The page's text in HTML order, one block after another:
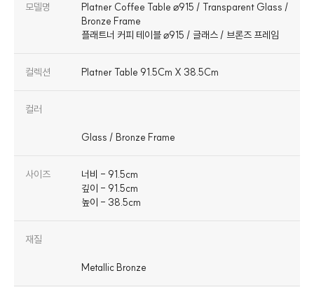
모델명
Platner Coffee Table ⌀915 / Transparent Glass /
Bronze Frame
플래트너 커피 테이블 ⌀915 / 글래스 / 브론즈 프레임
컬렉션 Platner Table 91.5Cm X 38.5Cm
컬러
사이즈
너비 - 91.5cm
깊이 - 91.5cm
높이 - 38.5cm
재질